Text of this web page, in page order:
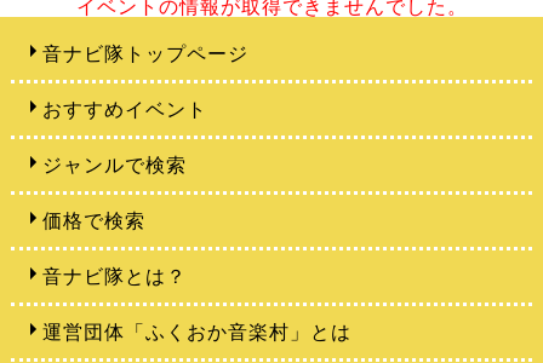
イベントの情報が取得できませんでした。
音ナビ隊トップページ
おすすめイベント
ジャンルで検索
価格で検索
音ナビ隊とは？
運営団体「ふくおか音楽村」とは